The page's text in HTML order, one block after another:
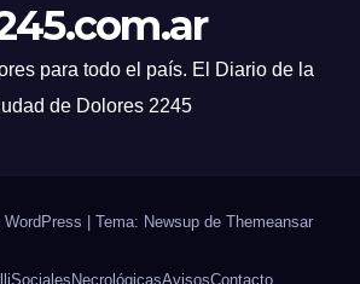
para todo el país. El Diario de la
de Dolores 2245
| Tema: Newsup de Themeansar
Sociales NecrológicasAvisosContacto